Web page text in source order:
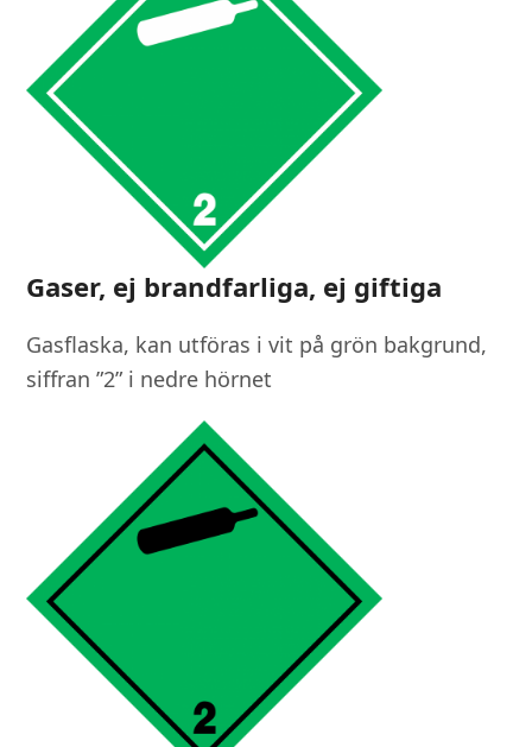
Gaser, ej brandfarliga, ej giftiga
Gasflaska, kan utföras i vit på grön bakgrund,
siffran ”2” i nedre hörnet